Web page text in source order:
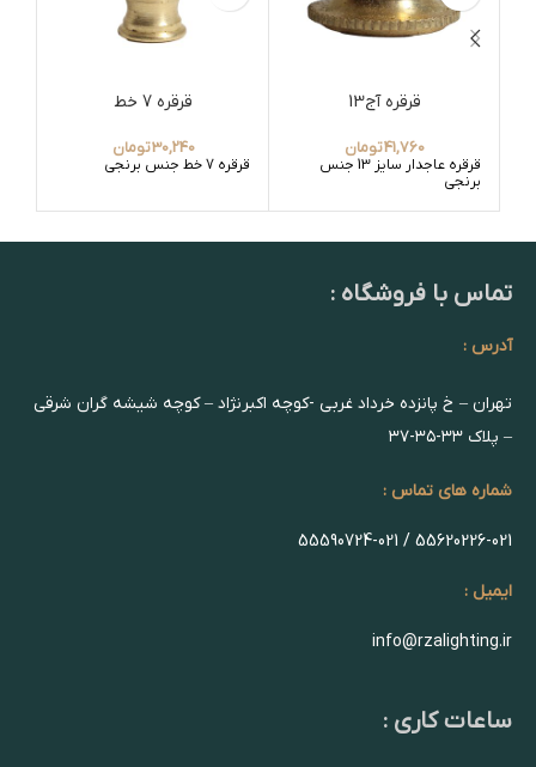
قرقره آج13
41,760تومان
قرقره عاجدار سایز 13 جنس
برنجی
قرقره 7 خط
30,240تومان
قرقره 7 خط جنس برنجی
تماس با فروشگاه :
آدرس :
تهران – خ پانزده خرداد غربی -کوچه اکبرنژاد – کوچه شیشه گران شرقی
– پلاک ۳۳-۳۵-۳۷
شماره های تماس :
55620226-021 / 55590724-021
ایمیل :
info@rzalighting.ir
ساعات کاری :